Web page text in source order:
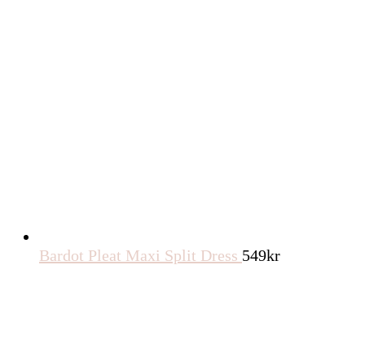
Bardot Pleat Maxi Split Dress 549kr